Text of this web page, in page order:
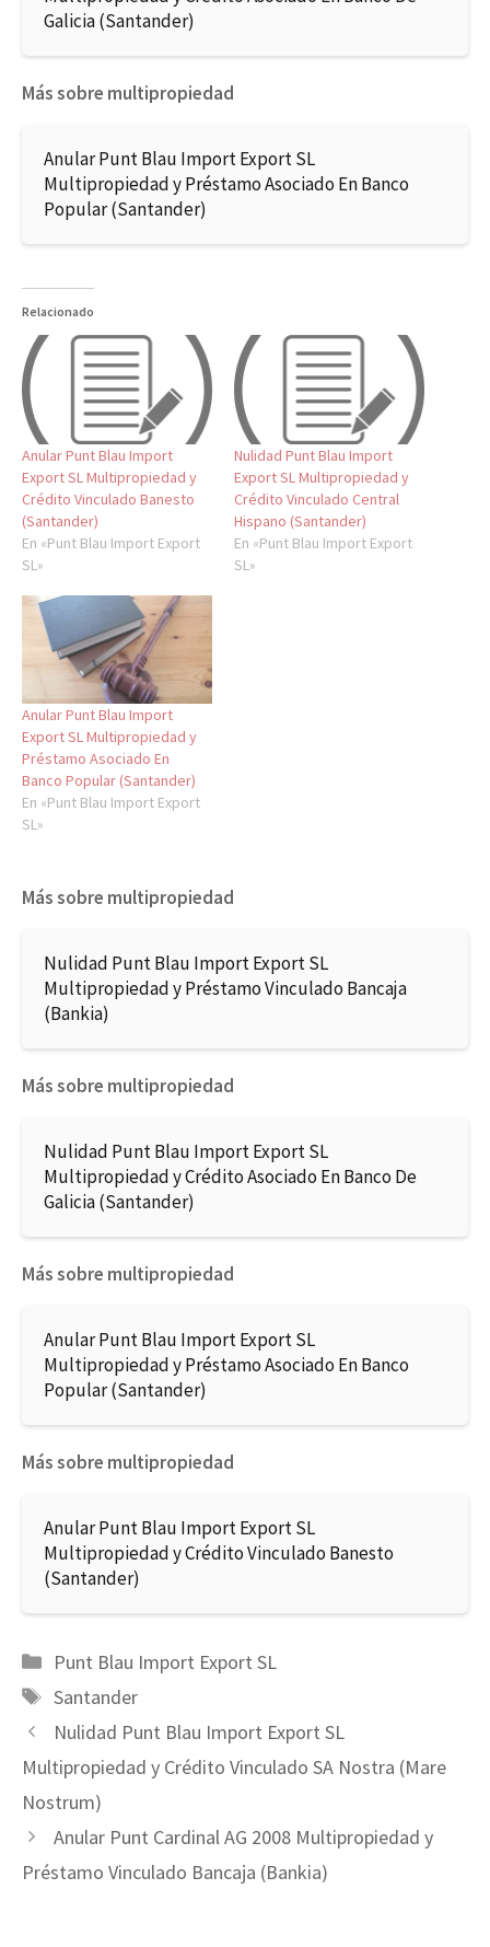
Galicia (Santander)
Más sobre multipropiedad
Anular Punt Blau Import Export SL
Multipropiedad y Préstamo Asociado En Banco
Popular (Santander)
Relacionado
Anular Punt Blau Import
Export SL Multipropiedad y
Crédito Vinculado Banesto
(Santander)
En «Punt Blau Import Export
SL»
Nulidad Punt Blau Import
Export SL Multipropiedad y
Crédito Vinculado Central
Hispano (Santander)
En «Punt Blau Import Export
SL»
Anular Punt Blau Import
Export SL Multipropiedad y
Préstamo Asociado En
Banco Popular (Santander)
En «Punt Blau Import Export
SL»
Más sobre multipropiedad
Nulidad Punt Blau Import Export SL
Multipropiedad y Préstamo Vinculado Bancaja
(Bankia)
Más sobre multipropiedad
Nulidad Punt Blau Import Export SL
Multipropiedad y Crédito Asociado En Banco De
Galicia (Santander)
Más sobre multipropiedad
Anular Punt Blau Import Export SL
Multipropiedad y Préstamo Asociado En Banco
Popular (Santander)
Más sobre multipropiedad
Anular Punt Blau Import Export SL
Multipropiedad y Crédito Vinculado Banesto
(Santander)
Categorías
Punt Blau Import Export SL
Etiquetas
Santander
Nulidad Punt Blau Import Export SL
Multipropiedad y Crédito Vinculado SA Nostra (Mare
Nostrum)
Anular Punt Cardinal AG 2008 Multipropiedad y
Préstamo Vinculado Bancaja (Bankia)